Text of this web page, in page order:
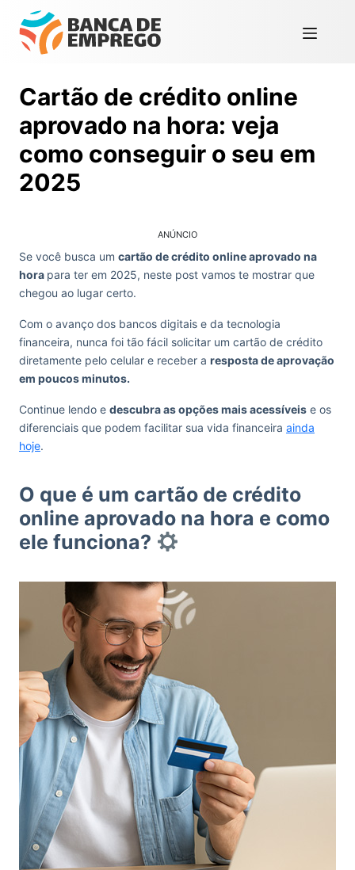
Cartão de crédito online
aprovado na hora: veja
como conseguir o seu em
2025
ANÚNCIO
Se você busca um cartão de crédito online aprovado na
hora para ter em 2025, neste post vamos te mostrar que
chegou ao lugar certo.
Com o avanço dos bancos digitais e da tecnologia
financeira, nunca foi tão fácil solicitar um cartão de crédito
diretamente pelo celular e receber a resposta de aprovação
em poucos minutos.
Continue lendo e descubra as opções mais acessíveis e os
diferenciais que podem facilitar sua vida financeira ainda
hoje.
O que é um cartão de crédito
online aprovado na hora e como
ele funciona?